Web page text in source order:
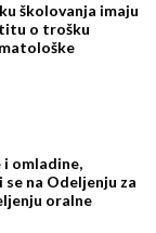
školovanja imaju
o trošku
i omladine,
na Odelјenju za
oralne